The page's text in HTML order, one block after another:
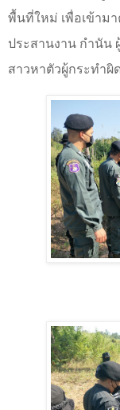
พื้นที่ใหม่ เพื่อเข้าม
ประสานงาน กำนัน
สาวหาตัวผู้กระทำผิ